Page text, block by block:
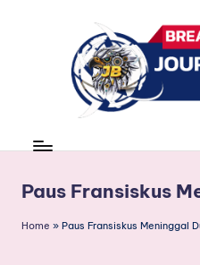
r
n
news
Paus Fransiskus
Home » Paus Fransiskus Meninggal